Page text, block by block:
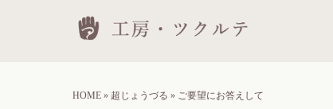
HOME » 超じょうづる » ご要望にお答えして